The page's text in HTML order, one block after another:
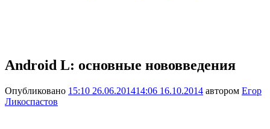
Android L: основные нововведения
Опубликовано 15:10 26.06.201414:06 16.10.2014 автором Егор
Ликоспастов